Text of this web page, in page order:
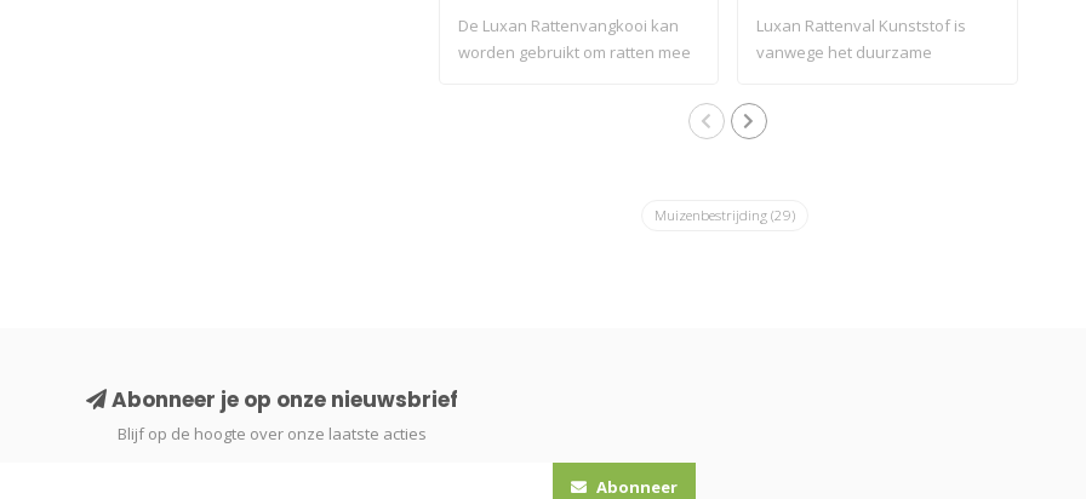
De Luxan Rattenvangkooi kan
worden gebruikt om ratten mee
Luxan Rattenval Kunststof is
vanwege het duurzame
Muizenbestrijding (29)
Abonneer je op onze nieuwsbrief
Blijf op de hoogte over onze laatste acties
Abonneer